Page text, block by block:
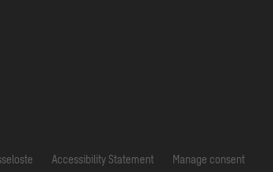
Accessibility Statement Manage consent